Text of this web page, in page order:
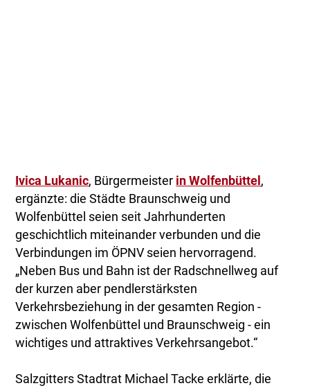
Ivica Lukanic, Bürgermeister in Wolfenbüttel ,
ergänzte: die Städte Braunschweig und
Wolfenbüttel seien seit Jahrhunderten
geschichtlich miteinander verbunden und die
Verbindungen im ÖPNV seien hervorragend.
„Neben Bus und Bahn ist der Radschnellweg auf
der kurzen aber pendlerstärksten
Verkehrsbeziehung in der gesamten Region -
zwischen Wolfenbüttel und Braunschweig - ein
wichtiges und attraktives Verkehrsangebot.“
Salzgitters Stadtrat Michael Tacke erklärte, die